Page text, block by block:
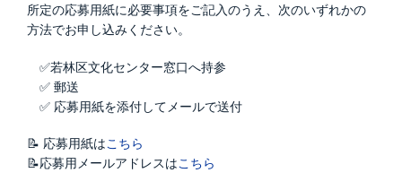
所定の応募用紙に必要事項をご記入のうえ、次のいずれかの
方法でお申し込みください。
✅若林区文化センター窓口へ持参
✅ 郵送
✅ 応募用紙を添付してメールで送付
📝 応募用紙はこちら
📝応募用メールアドレスはこちら